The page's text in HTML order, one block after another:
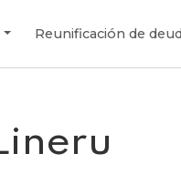
Reunificación de